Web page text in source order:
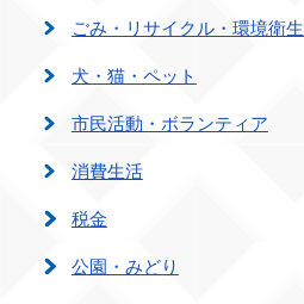
ごみ・リサイクル・環境衛生
犬・猫・ペット
市民活動・ボランティア
消費生活
税金
公園・みどり